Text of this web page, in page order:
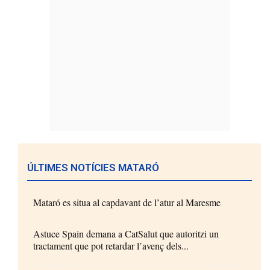
ÚLTIMES NOTÍCIES MATARÓ
Mataró es situa al capdavant de l’atur al Maresme
Astuce Spain demana a CatSalut que autoritzi un
tractament que pot retardar l’avenç dels...